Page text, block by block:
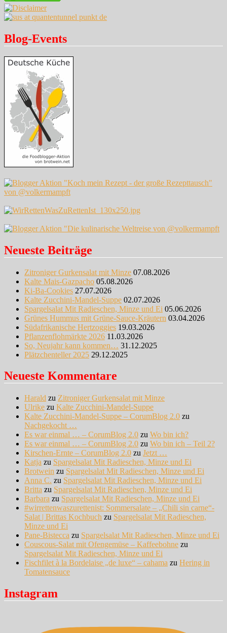
Blog-Events
Neueste Beiträge
Zitroniger Gurkensalat mit Minze 07.08.2026
Kalte Mais-Gazpacho 05.08.2026
Ki-Ba-Cookies 27.07.2026
Kalte Zucchini-Mandel-Suppe 02.07.2026
Spargelsalat Mit Radieschen, Minze und Ei 05.06.2026
Grünes Hummus mit Grüne-Sauce-Kräutern 03.04.2026
Südafrikanische Hertzoggies 19.03.2026
Pflanzenflohmärkte 2026 11.03.2026
So, Neujahr kann kommen… 31.12.2025
Plätzchenteller 2025 29.12.2025
Neueste Kommentare
Harald zu Zitroniger Gurkensalat mit Minze
Ulrike zu Kalte Zucchini-Mandel-Suppe
Kalte Zucchini-Mandel-Suppe – CorumBlog 2.0 zu
Nachgekocht …
Es war einmal … – CorumBlog 2.0 zu Wo bin ich?
Es war einmal … – CorumBlog 2.0 zu Wo bin ich – Teil 2?
Kirschen-Ernte – CorumBlog 2.0 zu Jetzt …
Katja zu Spargelsalat Mit Radieschen, Minze und Ei
Brotwein zu Spargelsalat Mit Radieschen, Minze und Ei
Anna C. zu Spargelsalat Mit Radieschen, Minze und Ei
Britta zu Spargelsalat Mit Radieschen, Minze und Ei
Barbara zu Spargelsalat Mit Radieschen, Minze und Ei
#wirrettenwaszurettenist: Sommersalate – „Chili sin carne“-
Salat | Brittas Kochbuch zu Spargelsalat Mit Radieschen,
Minze und Ei
Pane-Bistecca zu Spargelsalat Mit Radieschen, Minze und Ei
Couscous-Salat mit Ofengemüse – Kaffeebohne zu
Spargelsalat Mit Radieschen, Minze und Ei
Fischfilet à la Bordelaise „de luxe“ – cahama zu Hering in
Tomatensauce
Instagram